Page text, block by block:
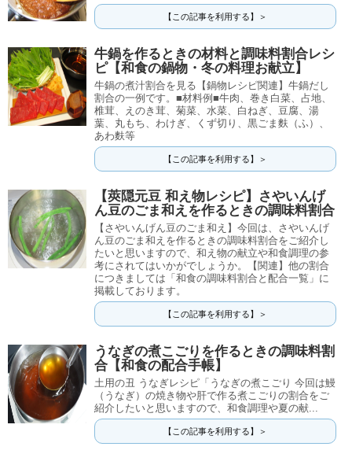
【この記事を利用する】＞
牛鍋を作るときの材料と調味料割合レシ
ピ【和食の鍋物・冬の料理お献立】
牛鍋の煮汁割合を見る【鍋物レシピ関連】牛鍋だし
割合の一例です。■材料例■牛肉、巻き白菜、占地、
椎茸、えのき茸、菊菜、水菜、白ねぎ、豆腐、湯
葉、丸もち、わけぎ、くず切り、黒ごま麩（ふ）、
あわ麩等
【この記事を利用する】＞
【莢隠元豆 和え物レシピ】さやいんげ
ん豆のごま和えを作るときの調味料割合
【さやいんげん豆のごま和え】今回は、さやいんげ
ん豆のごま和えを作るときの調味料割合をご紹介し
たいと思いますので、和え物の献立や和食調理の参
考にされてはいかがでしょうか。【関連】他の割合
につきましては「和食の調味料割合と配合一覧」に
掲載しております。
【この記事を利用する】＞
うなぎの煮こごりを作るときの調味料割
合【和食の配合手帳】
土用の丑 うなぎレシピ「うなぎの煮こごり 今回は鰻
（うなぎ）の焼き物や肝で作る煮こごりの割合をご
紹介したいと思いますので、和食調理や夏の献...
【この記事を利用する】＞